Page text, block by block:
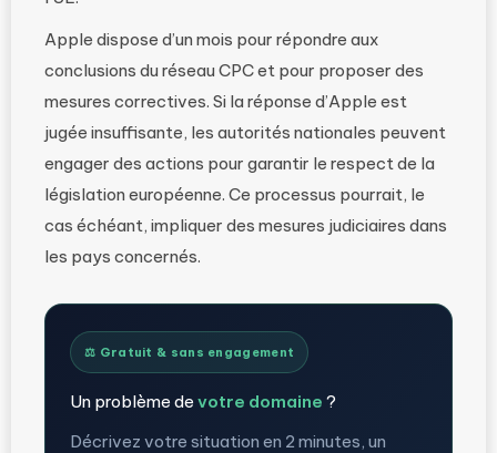
Apple dispose d’un mois pour répondre aux
conclusions du réseau CPC et pour proposer des
mesures correctives. Si la réponse d’Apple est
jugée insuffisante, les autorités nationales peuvent
engager des actions pour garantir le respect de la
législation européenne. Ce processus pourrait, le
cas échéant, impliquer des mesures judiciaires dans
les pays concernés.
⚖️ Gratuit & sans engagement
Un problème de votre domaine ?
Décrivez votre situation en 2 minutes, un